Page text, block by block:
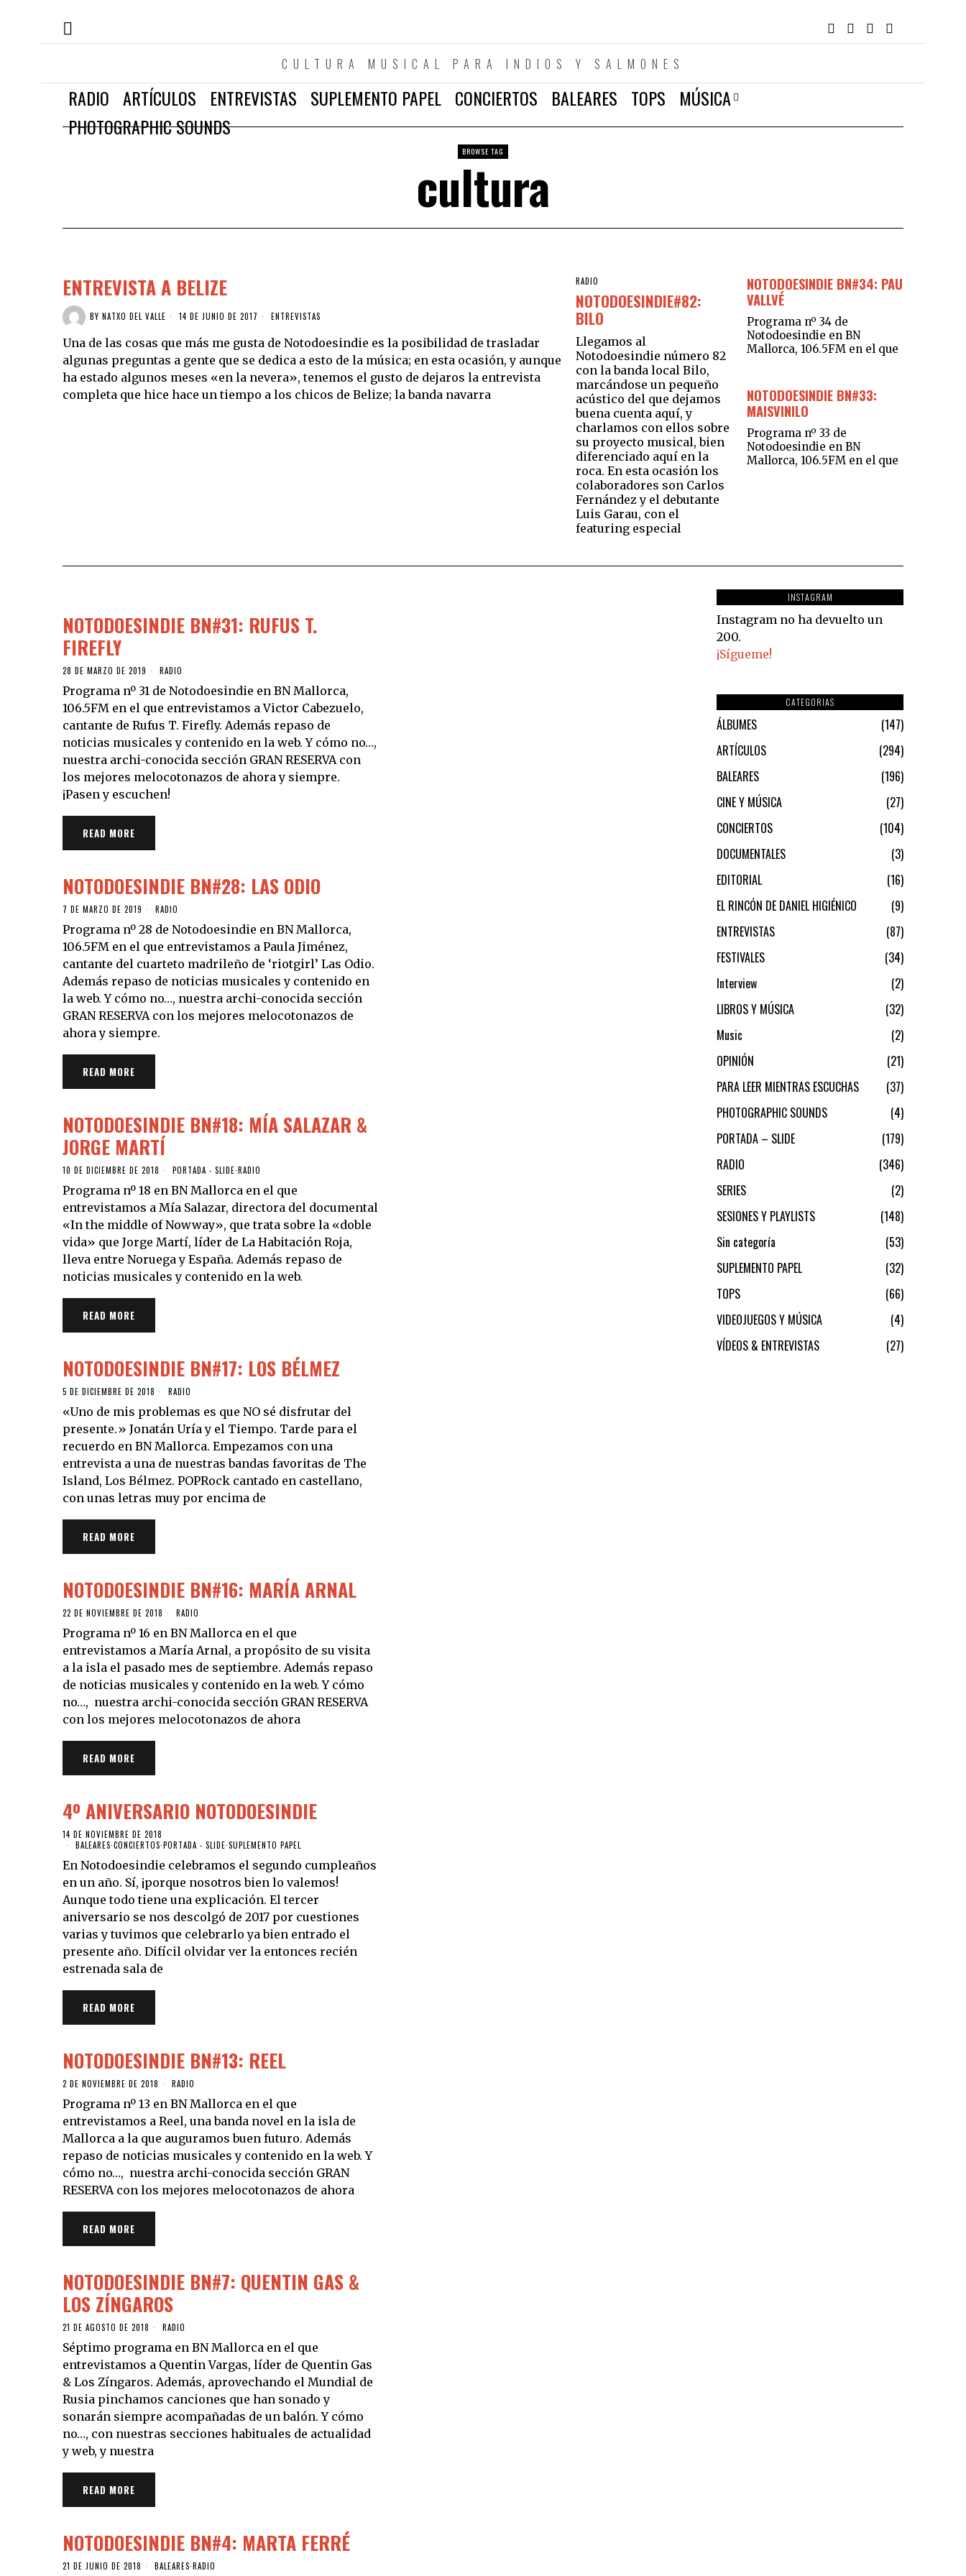
CULTURA MUSICAL PARA INDIOS Y SALMONES
RADIO ARTÍCULOS ENTREVISTAS SUPLEMENTO PAPEL CONCIERTOS BALEARES TOPS
MÚSICA
PHOTOGRAPHIC SOUNDS
BROWSE TAG
cultura
ENTREVISTA A BELIZE
BY NATXO DEL VALLE 14 DE JUNIO DE 2017 ENTREVISTAS
Una de las cosas que más me gusta de Notodoesindie es la posibilidad de trasladar
algunas preguntas a gente que se dedica a esto de la música; en esta ocasión, y aunque
ha estado algunos meses «en la nevera», tenemos el gusto de dejaros la entrevista
completa que hice hace un tiempo a los chicos de Belize; la banda navarra
RADIO
NOTODOESINDIE#82:
BILO
Llegamos al
Notodoesindie número 82
con la banda local Bilo,
marcándose un pequeño
acústico del que dejamos
buena cuenta aquí, y
charlamos con ellos sobre
su proyecto musical, bien
diferenciado aquí en la
roca. En esta ocasión los
colaboradores son Carlos
Fernández y el debutante
Luis Garau, con el
featuring especial
NOTODOESINDIE BN#34: PAU
VALLVÉ
Programa nº 34 de
Notodoesindie en BN
Mallorca, 106.5FM en el que
NOTODOESINDIE BN#33:
MAISVINILO
Programa nº 33 de
Notodoesindie en BN
Mallorca, 106.5FM en el que
NOTODOESINDIE BN#31: RUFUS T.
FIREFLY
28 DE MARZO DE 2019 RADIO
Programa nº 31 de Notodoesindie en BN Mallorca,
106.5FM en el que entrevistamos a Victor Cabezuelo,
cantante de Rufus T. Firefly. Además repaso de
noticias musicales y contenido en la web. Y cómo no…,
nuestra archi-conocida sección GRAN RESERVA con
los mejores melocotonazos de ahora y siempre.
¡Pasen y escuchen!
READ MORE
NOTODOESINDIE BN#28: LAS ODIO
7 DE MARZO DE 2019 RADIO
Programa nº 28 de Notodoesindie en BN Mallorca,
106.5FM en el que entrevistamos a Paula Jiménez,
cantante del cuarteto madrileño de ‘riotgirl’ Las Odio.
Además repaso de noticias musicales y contenido en
la web. Y cómo no…, nuestra archi-conocida sección
GRAN RESERVA con los mejores melocotonazos de
ahora y siempre.
READ MORE
NOTODOESINDIE BN#18: MÍA SALAZAR &
JORGE MARTÍ
10 DE DICIEMBRE DE 2018 PORTADA - SLIDE·RADIO
Programa nº 18 en BN Mallorca en el que
entrevistamos a Mía Salazar, directora del documental
«In the middle of Nowway», que trata sobre la «doble
vida» que Jorge Martí, líder de La Habitación Roja,
lleva entre Noruega y España. Además repaso de
noticias musicales y contenido en la web.
READ MORE
NOTODOESINDIE BN#17: LOS BÉLMEZ
5 DE DICIEMBRE DE 2018 RADIO
«Uno de mis problemas es que NO sé disfrutar del
presente.» Jonatán Uría y el Tiempo. Tarde para el
recuerdo en BN Mallorca. Empezamos con una
entrevista a una de nuestras bandas favoritas de The
Island, Los Bélmez. POPRock cantado en castellano,
con unas letras muy por encima de
READ MORE
NOTODOESINDIE BN#16: MARÍA ARNAL
22 DE NOVIEMBRE DE 2018 RADIO
Programa nº 16 en BN Mallorca en el que
entrevistamos a María Arnal, a propósito de su visita
a la isla el pasado mes de septiembre. Además repaso
de noticias musicales y contenido en la web. Y cómo
no…, nuestra archi-conocida sección GRAN RESERVA
con los mejores melocotonazos de ahora
READ MORE
4º ANIVERSARIO NOTODOESINDIE
14 DE NOVIEMBRE DE 2018
BALEARES·CONCIERTOS·PORTADA - SLIDE·SUPLEMENTO PAPEL
En Notodoesindie celebramos el segundo cumpleaños
en un año. Sí, ¡porque nosotros bien lo valemos!
Aunque todo tiene una explicación. El tercer
aniversario se nos descolgó de 2017 por cuestiones
varias y tuvimos que celebrarlo ya bien entrado el
presente año. Difícil olvidar ver la entonces recién
estrenada sala de
READ MORE
NOTODOESINDIE BN#13: REEL
2 DE NOVIEMBRE DE 2018 RADIO
Programa nº 13 en BN Mallorca en el que
entrevistamos a Reel, una banda novel en la isla de
Mallorca a la que auguramos buen futuro. Además
repaso de noticias musicales y contenido en la web. Y
cómo no…, nuestra archi-conocida sección GRAN
RESERVA con los mejores melocotonazos de ahora
READ MORE
NOTODOESINDIE BN#7: QUENTIN GAS &
LOS ZÍNGAROS
21 DE AGOSTO DE 2018 RADIO
Séptimo programa en BN Mallorca en el que
entrevistamos a Quentin Vargas, líder de Quentin Gas
& Los Zíngaros. Además, aprovechando el Mundial de
Rusia pinchamos canciones que han sonado y
sonarán siempre acompañadas de un balón. Y cómo
no…, con nuestras secciones habituales de actualidad
y web, y nuestra
READ MORE
NOTODOESINDIE BN#4: MARTA FERRÉ
21 DE JUNIO DE 2018 BALEARES·RADIO
INSTAGRAM
Instagram no ha devuelto un
200.
¡Sígueme!
CATEGORIAS
ÁLBUMES
147
ARTÍCULOS
294
BALEARES
196
CINE Y MÚSICA
27
CONCIERTOS
104
DOCUMENTALES
3
EDITORIAL
16
EL RINCÓN DE DANIEL HIGIÉNICO
9
ENTREVISTAS
87
FESTIVALES
34
Interview
2
LIBROS Y MÚSICA
32
Music
2
OPINIÓN
21
PARA LEER MIENTRAS ESCUCHAS
37
PHOTOGRAPHIC SOUNDS
4
PORTADA – SLIDE
179
RADIO
346
SERIES
2
SESIONES Y PLAYLISTS
148
Sin categoría
53
SUPLEMENTO PAPEL
32
TOPS
66
VIDEOJUEGOS Y MÚSICA
4
VÍDEOS & ENTREVISTAS
27